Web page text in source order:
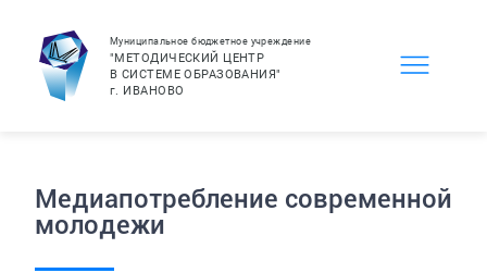
Муниципальное бюджетное учреждение
"МЕТОДИЧЕСКИЙ ЦЕНТР
В СИСТЕМЕ ОБРАЗОВАНИЯ"
г. ИВАНОВО
Медиапотребление современной
молодежи